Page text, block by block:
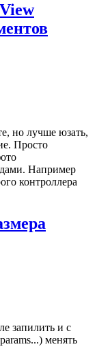
но лучше юзать,
Просто
Например
контроллера
запилить и с
менять